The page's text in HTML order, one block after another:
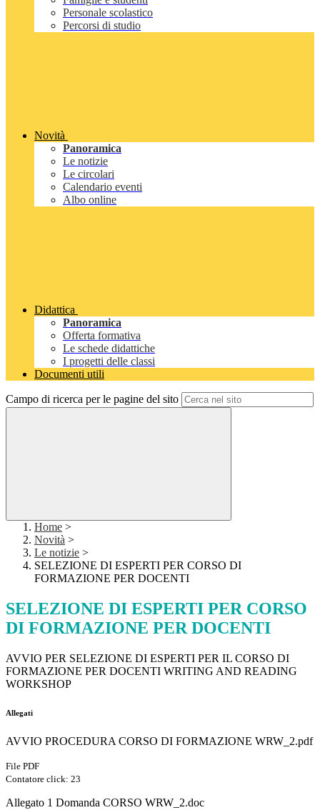
Personale scolastico
Percorsi di studio
Novità
Panoramica
Le notizie
Le circolari
Calendario eventi
Albo online
Didattica
Panoramica
Offerta formativa
Le schede didattiche
I progetti delle classi
Documenti utili
Campo di ricerca per le pagine del sito
Home >
Novità >
Le notizie >
SELEZIONE DI ESPERTI PER CORSO DI
FORMAZIONE PER DOCENTI
SELEZIONE DI ESPERTI PER CORSO
DI FORMAZIONE PER DOCENTI
AVVIO PER SELEZIONE DI ESPERTI PER IL CORSO DI
FORMAZIONE PER DOCENTI WRITING AND READING
WORKSHOP
Allegati
AVVIO PROCEDURA CORSO DI FORMAZIONE WRW_2.pdf
File PDF
Contatore click: 23
Allegato 1 Domanda CORSO WRW_2.doc